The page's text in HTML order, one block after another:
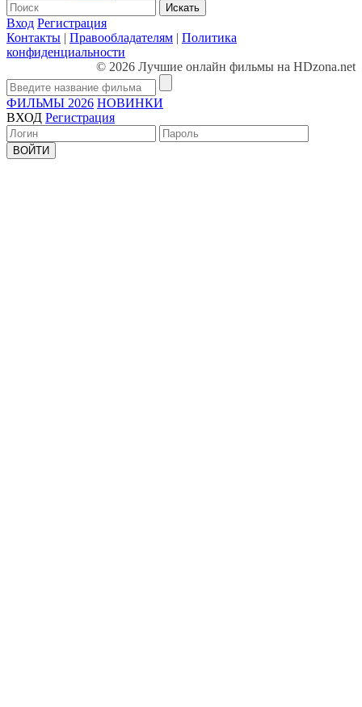
Искать
Вход Регистрация
Контакты | Правообладателям | Политика
конфиденциальности
© 2026 Лучшие онлайн фильмы на HDzona.net
ФИЛЬМЫ 2026 НОВИНКИ
ВХОД Регистрация